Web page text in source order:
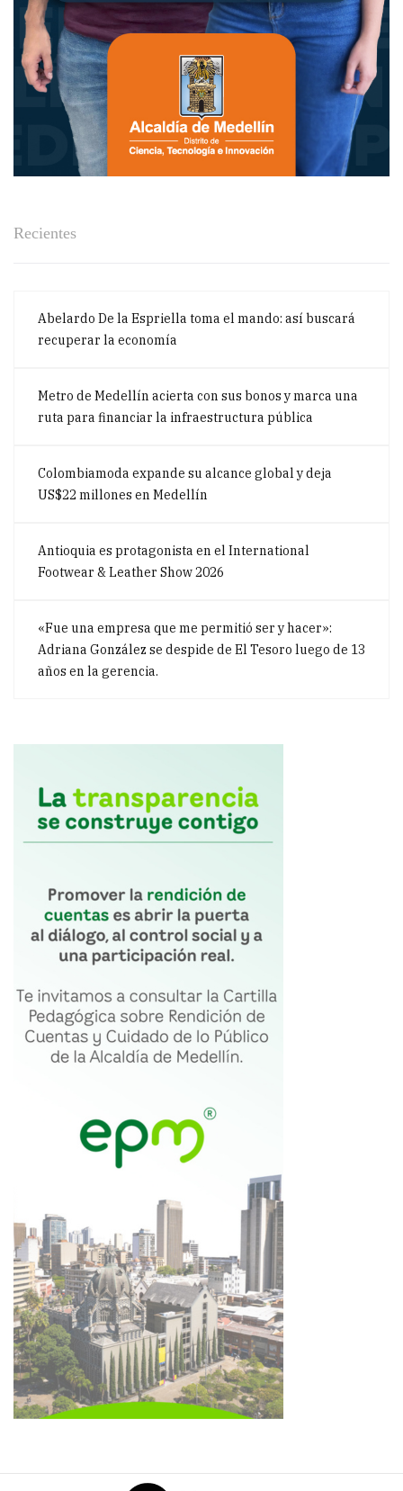
Recientes
Abelardo De la Espriella toma el mando: así buscará
recuperar la economía
Metro de Medellín acierta con sus bonos y marca una
ruta para financiar la infraestructura pública
Colombiamoda expande su alcance global y deja
US$22 millones en Medellín
Antioquia es protagonista en el International
Footwear & Leather Show 2026
«Fue una empresa que me permitió ser y hacer»:
Adriana González se despide de El Tesoro luego de 13
años en la gerencia.